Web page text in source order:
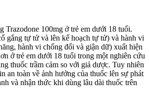
Trazodone 100mg ở trẻ em dưới 18 tuổi.
gắng tự tử và lên kế hoạch tự tử) và hành vi
hành vi chống đối và giận dữ) xuất hiện
ở trẻ em dưới 18 tuổi trong một nghiên cứu
thuốc trầm cảm so với giả dược. Tuy nhiên
an toàn về ảnh hưởng của thuốc lên sự phát
và nhận thức khi dùng lâu dài thuốc trên